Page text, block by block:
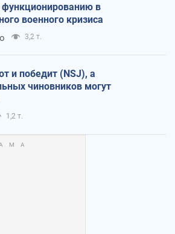
функционированию в
военного кризиса
3,2 т.
и победит (NSJ), а
чиновников могут
1,2 т.